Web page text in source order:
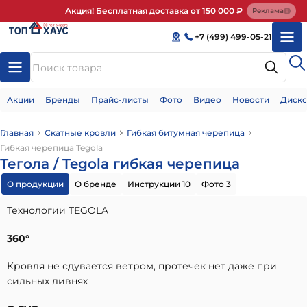
Акция! Бесплатная доставка от 150 000 ₽ Реклама
+7 (499) 499-05-21
Акции Бренды Прайс-листы Фото Видео Новости
Главная Скатные кровли
Гибкая битумная черепица
Гибкая черепица Tegola
Тегола / Tegola гибкая черепица
О продукции О бренде Инструкции 10 Фото 3
Технологии TEGOLA
360°
Кровля не сдувается ветром, протечек нет даже при
сильных ливнях